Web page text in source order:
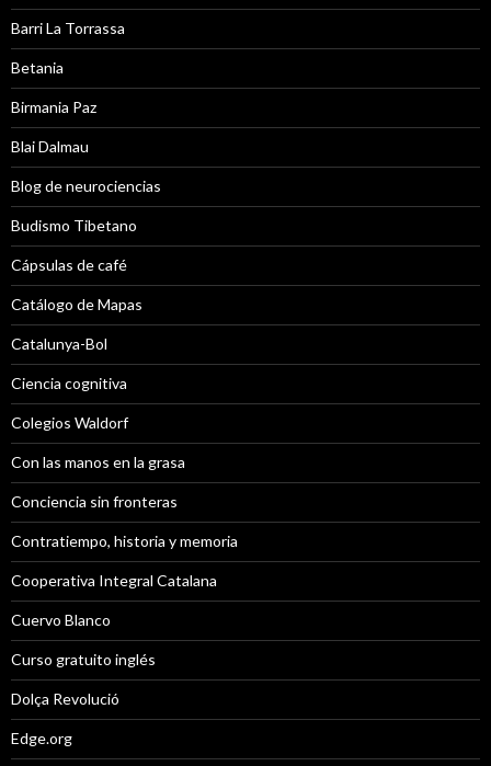
Barri La Torrassa
Betania
Birmania Paz
Blai Dalmau
Blog de neurociencias
Budismo Tibetano
Cápsulas de café
Catálogo de Mapas
Catalunya-Bol
Ciencia cognitiva
Colegios Waldorf
Con las manos en la grasa
Conciencia sin fronteras
Contratiempo, historia y memoria
Cooperativa Integral Catalana
Cuervo Blanco
Curso gratuito inglés
Dolça Revolució
Edge.org